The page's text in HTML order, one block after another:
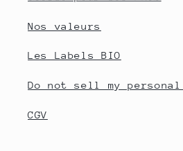
Nos valeurs
Les Labels BIO
Do not sell my
CGV